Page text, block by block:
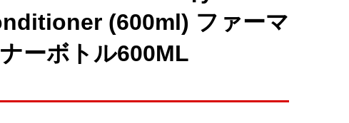
(600ml) ファーマ
ーボトル600ML